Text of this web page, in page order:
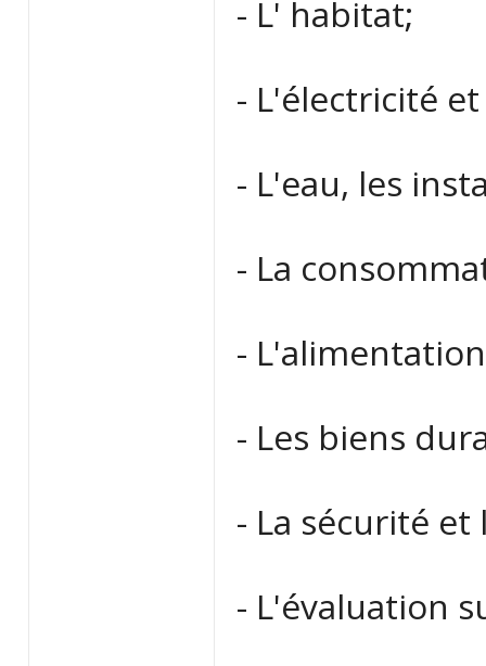
- L' habitat;
- L'électricité
- L'eau, les
- La
-
- Les biens
- La sécurité et
- L'évaluation